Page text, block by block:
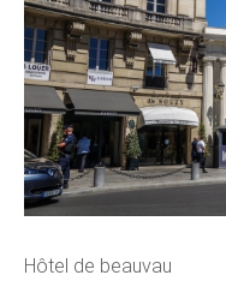
Hôtel de beauvau